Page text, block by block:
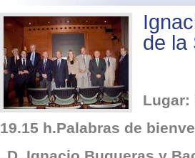
de la
Lugar:
19.15 h.Palabras de